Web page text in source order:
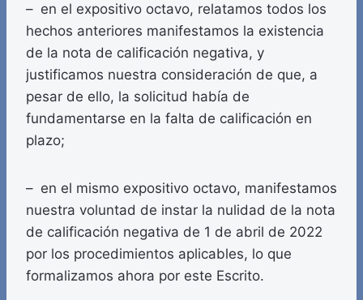
– en el expositivo octavo, relatamos todos los
hechos anteriores manifestamos la existencia
de la nota de calificación negativa, y
justificamos nuestra consideración de que, a
pesar de ello, la solicitud había de
fundamentarse en la falta de calificación en
plazo;
– en el mismo expositivo octavo, manifestamos
nuestra voluntad de instar la nulidad de la nota
de calificación negativa de 1 de abril de 2022
por los procedimientos aplicables, lo que
formalizamos ahora por este Escrito.